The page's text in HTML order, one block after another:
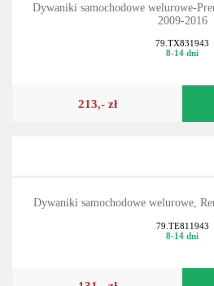
Dywaniki samochodowe welurowe-
2009-2016
79.TX831943
8-14 dni
213,- zł
Dywaniki samochodowe welurowe,
79.TE811943
8-14 dni